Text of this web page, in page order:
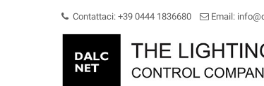
Contattaci: +39 0444 1836680 Email: